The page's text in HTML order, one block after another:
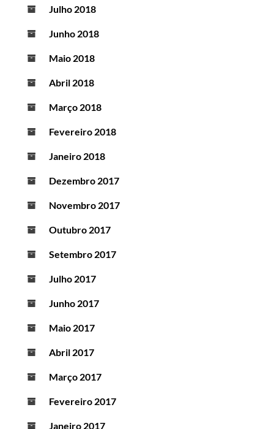
Julho 2018
Junho 2018
Maio 2018
Abril 2018
Março 2018
Fevereiro 2018
Janeiro 2018
Dezembro 2017
Novembro 2017
Outubro 2017
Setembro 2017
Julho 2017
Junho 2017
Maio 2017
Abril 2017
Março 2017
Fevereiro 2017
Janeiro 2017